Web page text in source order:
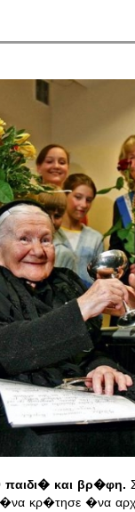
παιδι� και βρ�φη.
κρ�τησε �να